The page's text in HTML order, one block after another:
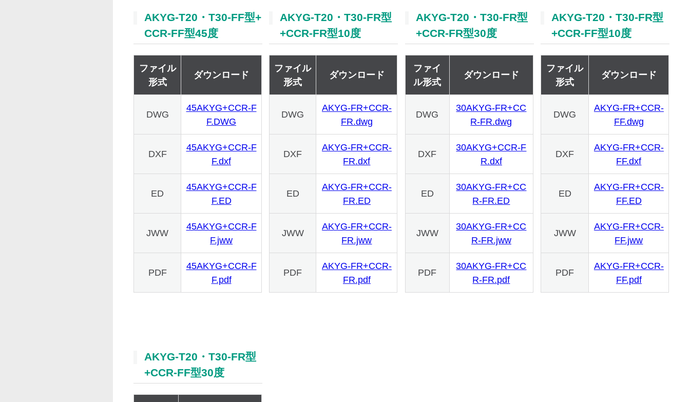
AKYG-T20・T30-FF型+
CCR-FF型45度
ファイル
形式
ダウンロード
DWG
45AKYG+CCR-F
F.DWG
DXF
45AKYG+CCR-F
F.dxf
ED
45AKYG+CCR-F
F.ED
JWW
45AKYG+CCR-F
F.jww
PDF
45AKYG+CCR-F
F.pdf
AKYG-T20・T30-FR型
+CCR-FR型10度
ファイル
形式
ダウンロード
DWG
AKYG-FR+CCR-
FR.dwg
DXF
AKYG-FR+CCR-
FR.dxf
ED
AKYG-FR+CCR-
FR.ED
JWW
AKYG-FR+CCR-
FR.jww
PDF
AKYG-FR+CCR-
FR.pdf
AKYG-T20・T30-FR型
+CCR-FR型30度
ファイ
ル形式
ダウンロード
DWG
30AKYG-FR+CC
R-FR.dwg
DXF
30AKYG+CCR-F
R.dxf
ED
30AKYG-FR+CC
R-FR.ED
JWW
30AKYG-FR+CC
R-FR.jww
PDF
30AKYG-FR+CC
R-FR.pdf
AKYG-T20・T30-FR型
+CCR-FF型10度
ファイル
形式
ダウンロード
DWG
AKYG-FR+CCR-
FF.dwg
DXF
AKYG-FR+CCR-
FF.dxf
ED
AKYG-FR+CCR-
FF.ED
JWW
AKYG-FR+CCR-
FF.jww
PDF
AKYG-FR+CCR-
FF.pdf
AKYG-T20・T30-FR型
+CCR-FF型30度